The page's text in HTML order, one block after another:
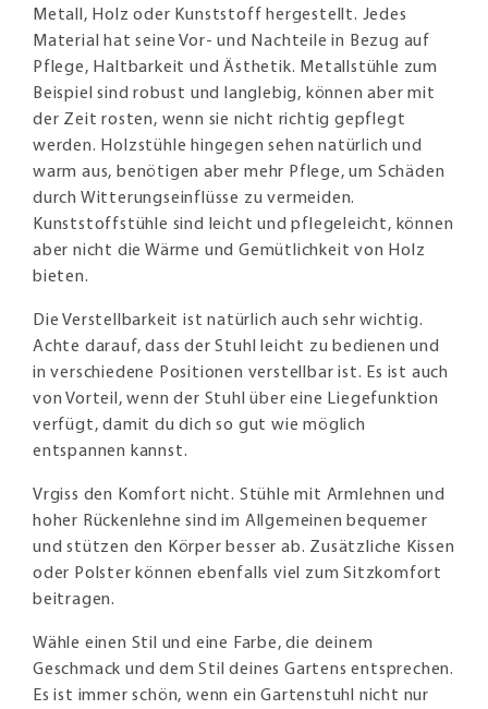
Metall, Holz oder Kunststoff hergestellt. Jedes
Material hat seine Vor- und Nachteile in Bezug auf
Pflege, Haltbarkeit und Ästhetik. Metallstühle zum
Beispiel sind robust und langlebig, können aber mit
der Zeit rosten, wenn sie nicht richtig gepflegt
werden. Holzstühle hingegen sehen natürlich und
warm aus, benötigen aber mehr Pflege, um Schäden
durch Witterungseinflüsse zu vermeiden.
Kunststoffstühle sind leicht und pflegeleicht, können
aber nicht die Wärme und Gemütlichkeit von Holz
bieten.
Die Verstellbarkeit ist natürlich auch sehr wichtig.
Achte darauf, dass der Stuhl leicht zu bedienen und
in verschiedene Positionen verstellbar ist. Es ist auch
von Vorteil, wenn der Stuhl über eine Liegefunktion
verfügt, damit du dich so gut wie möglich
entspannen kannst.
Vrgiss den Komfort nicht. Stühle mit Armlehnen und
hoher Rückenlehne sind im Allgemeinen bequemer
und stützen den Körper besser ab. Zusätzliche Kissen
oder Polster können ebenfalls viel zum Sitzkomfort
beitragen.
Wähle einen Stil und eine Farbe, die deinem
Geschmack und dem Stil deines Gartens entsprechen.
Es ist immer schön, wenn ein Gartenstuhl nicht nur